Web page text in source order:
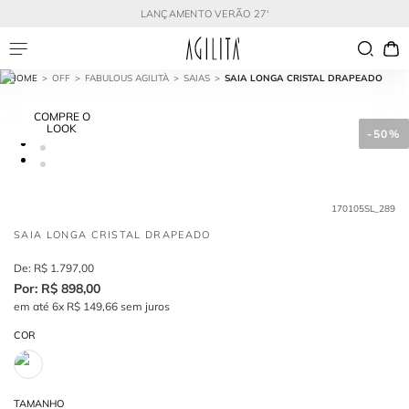
LANÇAMENTO VERÃO 27'
OFF FABULOUS AGILITÀ SAIAS SAIA LONGA CRISTAL DRAPEADO
COMPRE O
LOOK
- 50%
170105SL_289
SAIA LONGA CRISTAL DRAPEADO
R$ 1.797,00
R$ 898,00
em até 6x R$ 149,66 sem juros
COR
TAMANHO